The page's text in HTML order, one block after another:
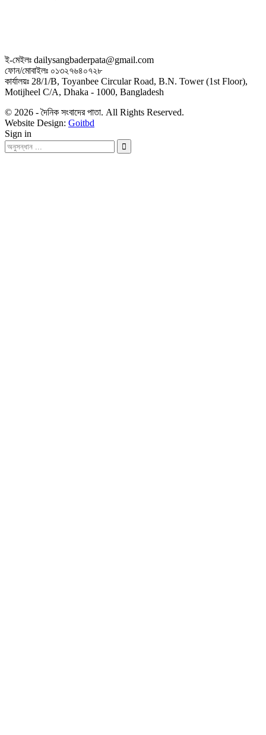
ই-মেইলঃ dailysangbaderpata@gmail.com
ফোন/মোবাইলঃ ০১৩২৭৬৪০৭২৮
কার্যালয়ঃ 28/1/B, Toyanbee Circular Road, B.N. Tower (1st Floor),
Motijheel C/A, Dhaka - 1000, Bangladesh
© 2026 - দৈনিক সংবাদের পাতা. All Rights Reserved.
Website Design: Goitbd
Sign in